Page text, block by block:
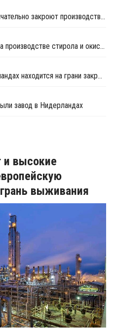
LyondellBasell и Covestro окончательно закроют производство стирола и окиси пропилена в Нидерландах
Shell объявила форс-мажор на производстве стирола и окиси пропилена в Нидерландах
Завод LyondellBasell в Нидерландах находится на грани закрытия
завод в Нидерландах
и высокие
выживания